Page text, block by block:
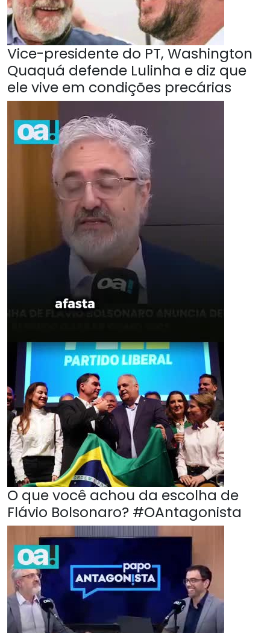
Vice-presidente do PT, Washington
Quaquá defende Lulinha e diz que
ele vive em condições precárias
O que você achou da escolha de
Flávio Bolsonaro? #OAntagonista